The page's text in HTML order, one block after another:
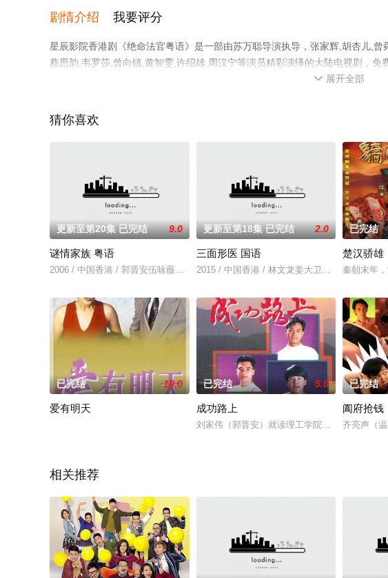
剧情介绍 我要评分
星辰影院香港剧《绝命法官粤语》是一部由苏万聪导演执导，张家辉,胡杏儿,
蔡思韵,韦罗莎,曾向镇,黄智雯,许绍雄,周汉宁等演员精彩演绎的大陆电视剧，
播电视剧提前免费观看，更多剧情信息可移步至豆瓣电视剧、电视猫或剧情网等
 展开全部
猜你喜欢
更新至第20集 已完结 9.0
谜情家族 粤语
2006 / 中国香港 / 郭晋安伍咏薇黎耀祥苏志威
更新至第18集 已完结 2.0
三面形医 国语
2015 / 中国香港 / 林文龙姜大卫艾威杨淇
已完结
楚汉骄雄
秦朝末年
已完结 10.0
爱有明天
已完结 5.0
成功路上
刘家伟（郭晋安）就读理工学院，与邻居张顺
已完结
阖府抢钱
齐亮声（
相关推荐